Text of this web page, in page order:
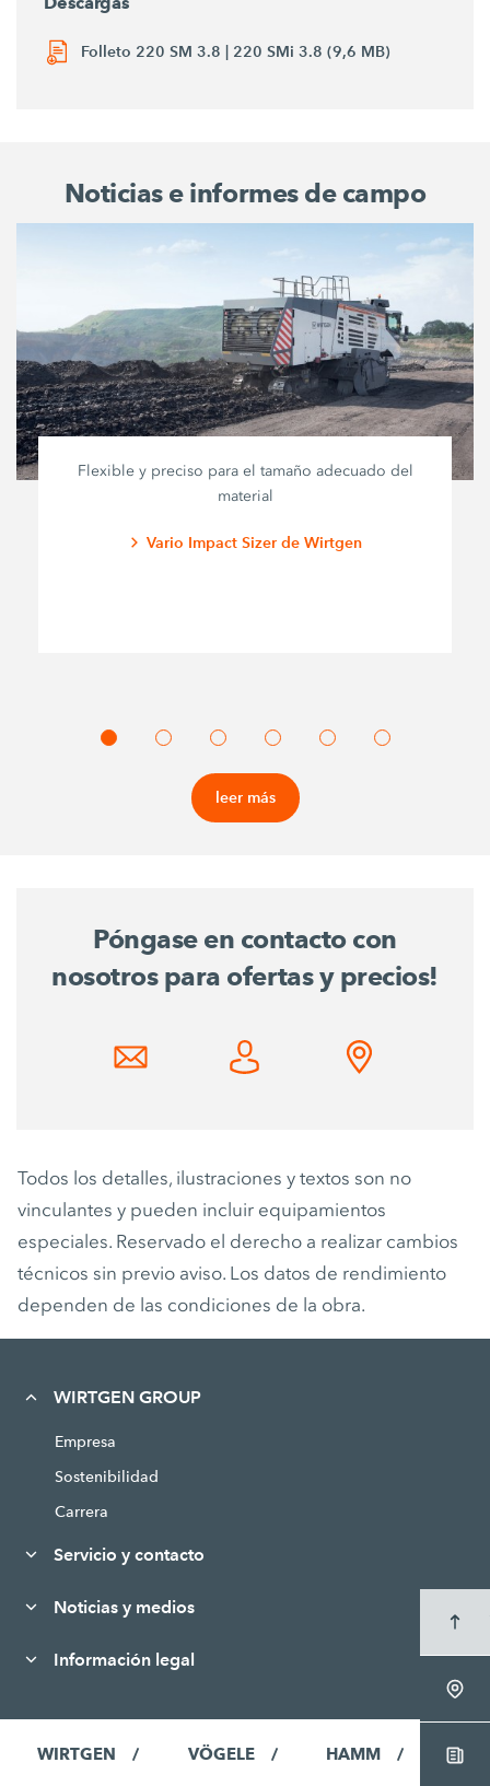
Folleto 220 SM 3.8 | 220 SMi 3.8 (9,6 MB)
Noticias e informes de campo
Flexible y preciso para el tamaño adecuado del
material
Vario Impact Sizer de Wirtgen
leer más
Póngase en contacto con
nosotros para ofertas y precios!
Todos los detalles, ilustraciones y textos son no
vinculantes y pueden incluir equipamientos
especiales. Reservado el derecho a realizar cambios
técnicos sin previo aviso. Los datos de rendimiento
dependen de las condiciones de la obra.
WIRTGEN GROUP
Empresa
Sostenibilidad
Carrera
Servicio y contacto
Noticias y medios
Información legal
WIRTGEN VÖGELE HAMM